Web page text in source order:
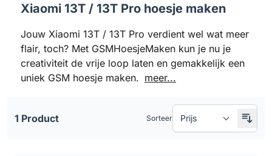
Doorgaan naar productlijst
Xiaomi 13T / 13T Pro hoesje maken
Jouw Xiaomi 13T / 13T Pro verdient wel wat meer
flair, toch? Met GSMHoesjeMaken kun je nu je
creativiteit de vrije loop laten en gemakkelijk een
uniek GSM hoesje maken. meer...
1 Product Sorteer